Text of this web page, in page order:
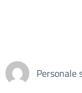
Personale